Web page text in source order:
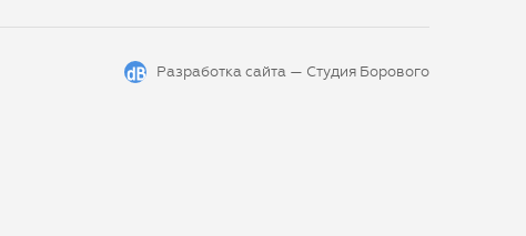
Разработка сайта — Студия Борового